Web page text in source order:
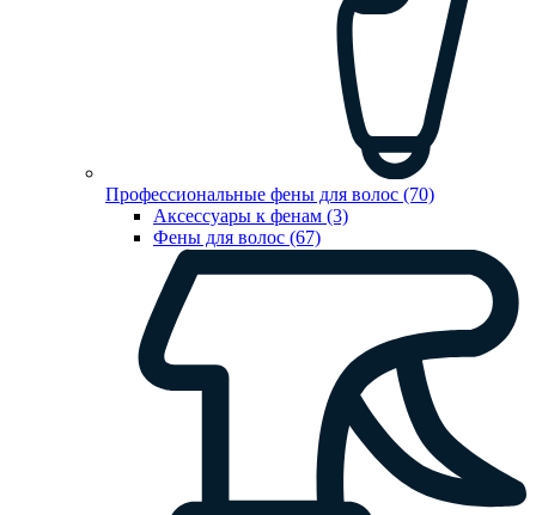
Профессиональные фены для волос (70)
Аксессуары к фенам (3)
Фены для волос (67)